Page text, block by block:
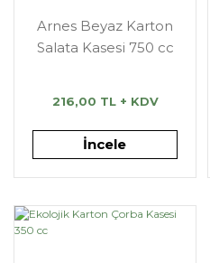
Arnes Beyaz Karton
Salata Kasesi 750 cc
216,00 TL + KDV
İncele